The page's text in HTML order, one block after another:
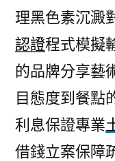
理黑色素沉澱
認證程式模擬
的品牌分享藝
目態度到餐點
利息保證專業
借錢立案保障